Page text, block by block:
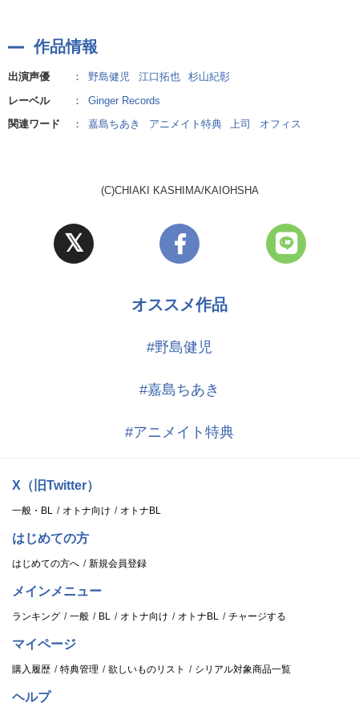
https://youtu.be/rT6J8ySA7ck
オタク。
吾妻
人当たりがよく魅力的だが、自己本位で他人の心を踏みにじる傾向
作品情報
出演声優 ： 野島健児 江口拓也
杉山紀彰
レーベル
：
Ginger Records
関連ワード
： 嘉島ちあき アニメイト特典 上司 オフィス
(C)CHIAKI KASHIMA/KAIOHSHA
オススメ作品
#野島健児
#嘉島ちあき
#アニメイト特典
X（旧Twitter）
一般・BL オトナ向け オトナBL
はじめての方
はじめての方へ 新規会員登録
メインメニュー
ランキング 一般 BL オトナ向け オトナBL チャージする
マイページ
購入履歴 特典管理 欲しいものリスト シリアル対象商品一覧
ヘルプ